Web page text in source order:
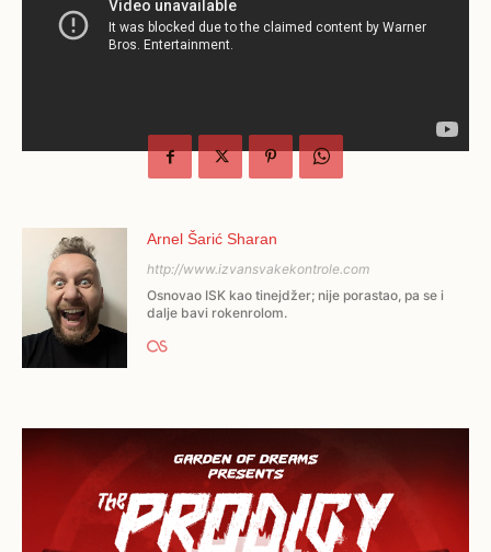
Arnel Šarić Sharan
http://www.izvansvakekontrole.com
Osnovao ISK kao tinejdžer; nije porastao, pa se i
dalje bavi rokenrolom.